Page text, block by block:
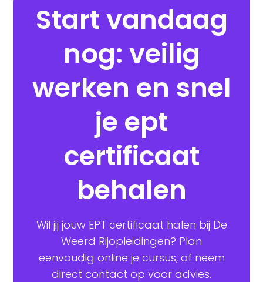
Start vandaag
nog: veilig
werken en snel
je ept
certificaat
behalen
Wil jij jouw EPT certificaat halen bij De
Weerd Rijopleidingen? Plan
eenvoudig online je cursus, of neem
direct contact op voor advies.